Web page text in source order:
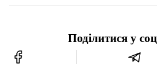
Поділитися у